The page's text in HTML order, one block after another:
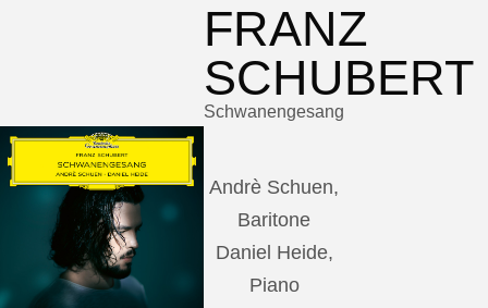
FRANZ
SCHUBERT
Schwanengesang
Andrè Schuen,
Baritone
Daniel Heide,
Piano